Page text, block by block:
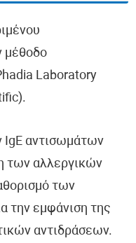
μέθοδο
Laboratory
IgE αντισωμάτων
των αλλεργικών
των
την εμφάνιση της
αντιδράσεων.